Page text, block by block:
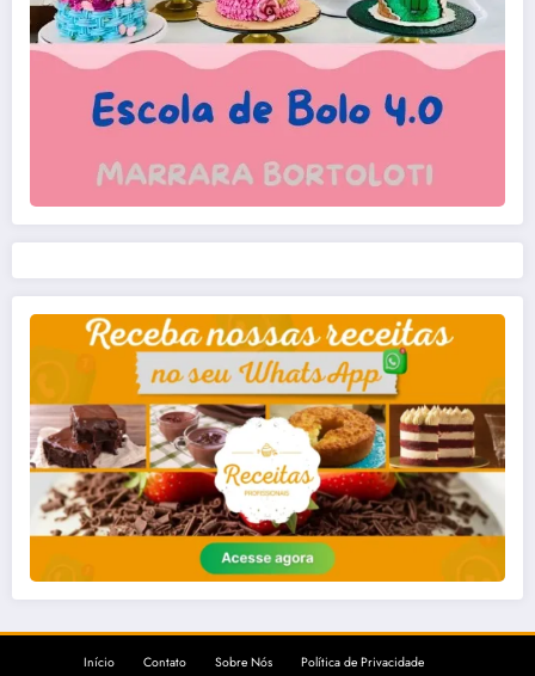
Início Contato Sobre Nós Política de Privacidade